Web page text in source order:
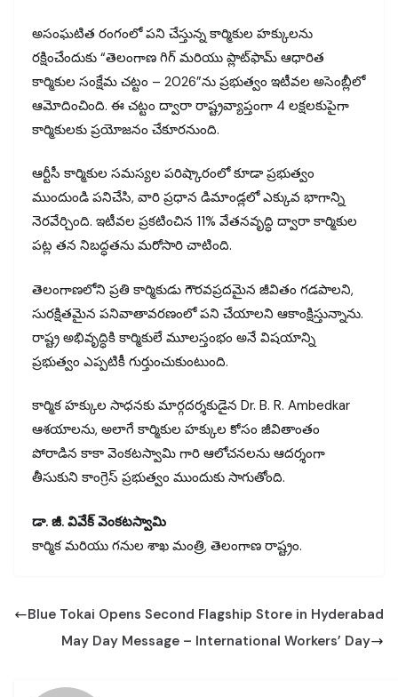
అసంఘటిత రంగంలో పని చేస్తున్న కార్మికుల హక్కులను
రక్షించేందుకు “తెలంగాణ గిగ్ మరియు ప్లాట్‌ఫామ్ ఆధారిత
కార్మికుల సంక్షేమ చట్టం – 2026”ను ప్రభుత్వం ఇటీవల అసెంబ్లీలో
ఆమోదించింది. ఈ చట్టం ద్వారా రాష్ట్రవ్యాప్తంగా 4 లక్షలకుపైగా
కార్మికులకు ప్రయోజనం చేకూరనుంది.
ఆర్టీసీ కార్మికుల సమస్యల పరిష్కారంలో కూడా ప్రభుత్వం
ముందుండి పనిచేసి, వారి ప్రధాన డిమాండ్లలో ఎక్కువ భాగాన్ని
నెరవేర్చింది. ఇటీవల ప్రకటించిన 11% వేతనవృద్ధి ద్వారా కార్మికుల
పట్ల తన నిబద్ధతను మరోసారి చాటింది.
తెలంగాణలోని ప్రతి కార్మికుడు గౌరవప్రదమైన జీవితం గడపాలని,
సురక్షితమైన పనివాతావరణంలో పని చేయాలని ఆకాంక్షిస్తున్నాను.
రాష్ట్ర అభివృద్ధికి కార్మికులే మూలస్తంభం అనే విషయాన్ని
ప్రభుత్వం ఎప్పటికీ గుర్తుంచుకుంటుంది.
కార్మిక హక్కుల సాధనకు మార్గదర్శకుడైన Dr. B. R. Ambedkar
ఆశయాలను, అలాగే కార్మికుల హక్కుల కోసం జీవితాంతం
పోరాడిన కాకా వెంకటస్వామి గారి ఆలోచనలను ఆదర్శంగా
తీసుకుని కాంగ్రెస్ ప్రభుత్వం ముందుకు సాగుతోంది.
డా. జీ. వివేక్ వెంకటస్వామి
కార్మిక మరియు గనుల శాఖ మంత్రి, తెలంగాణ రాష్ట్రం.
Blue Tokai Opens Second Flagship Store in Hyderabad
May Day Message – International Workers’ Day